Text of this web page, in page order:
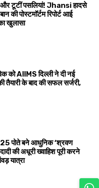
टूटीं पसलियां! Jhansi हादसे
की पोस्टमॉर्टम रिपोर्ट आई
खुलासा
को AIIMS दिल्ली ने दी नई
तैयारी के बाद की सफल सर्जरी,
पोते बने आधुनिक ‘श्रवण
की अधूरी ख्वाहिश पूरी करने
यात्रा